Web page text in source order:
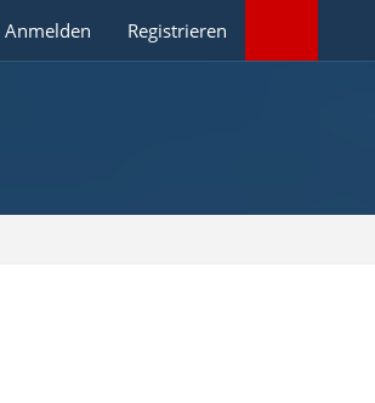
Anmelden Registrieren